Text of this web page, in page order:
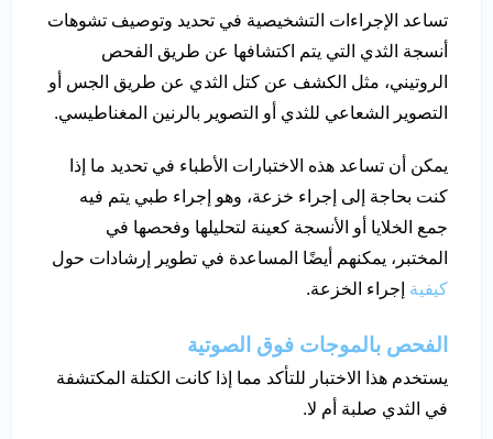
تساعد الإجراءات التشخيصية في تحديد وتوصيف تشوهات
أنسجة الثدي التي يتم اكتشافها عن طريق الفحص
الروتيني، مثل الكشف عن كتل الثدي عن طريق الجس أو
التصوير الشعاعي للثدي أو التصوير بالرنين المغناطيسي.
يمكن أن تساعد هذه الاختبارات الأطباء في تحديد ما إذا
كنت بحاجة إلى إجراء خزعة، وهو إجراء طبي يتم فيه
جمع الخلايا أو الأنسجة كعينة لتحليلها وفحصها في
المختبر، يمكنهم أيضًا المساعدة في تطوير إرشادات حول
كيفية إجراء الخزعة.
الفحص بالموجات فوق الصوتية
يستخدم هذا الاختبار للتأكد مما إذا كانت الكتلة المكتشفة
في الثدي صلبة أم لا.